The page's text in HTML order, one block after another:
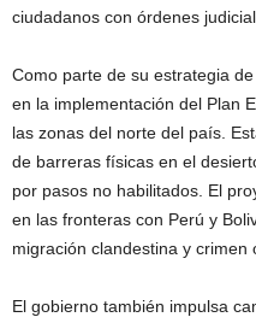
ciudadanos con órdenes
Como parte de su estrategia
en la implementación del Plan
las zonas del norte del país.
de barreras físicas en el
por pasos no habilitados. El
en las fronteras con Perú y
migración clandestina y crimen
El gobierno también impulsa